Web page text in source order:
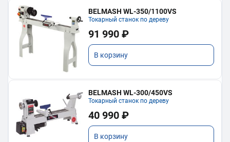
BELMASH WL-350/1100VS
Токарный станок по дереву
91 990 ₽
В корзину
BELMASH WL-300/450VS
Токарный станок по дереву
40 990 ₽
В корзину